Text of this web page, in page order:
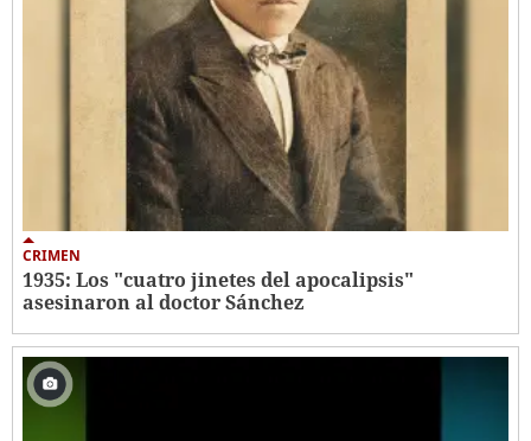
CRIMEN
1935: Los "cuatro jinetes del apocalipsis"
asesinaron al doctor Sánchez